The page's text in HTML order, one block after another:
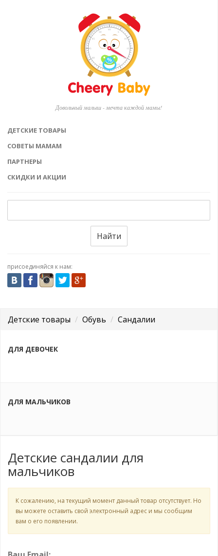
Довольный малыш - мечта каждой мамы!
ДЕТСКИЕ ТОВАРЫ
СОВЕТЫ МАМАМ
ПАРТНЕРЫ
СКИДКИ И АКЦИИ
Найти
присоединяйся к нам:
Детские товары Обувь Сандалии
ДЛЯ ДЕВОЧЕК
ДЛЯ МАЛЬЧИКОВ
Детские сандалии для
мальчиков
К сожалению, на текущий момент данный товар отсутствует. Но
вы можете оставить свой электронный адрес и мы сообщим
вам о его появлении.